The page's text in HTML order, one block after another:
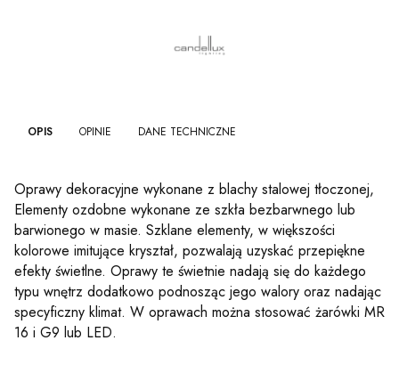
OPIS OPINIE DANE TECHNICZNE
Oprawy dekoracyjne wykonane z blachy stalowej tłoczonej,
Elementy ozdobne wykonane ze szkła bezbarwnego lub
barwionego w masie. Szklane elementy, w większości
kolorowe imitujące kryształ, pozwalają uzyskać przepiękne
efekty świetlne. Oprawy te świetnie nadają się do każdego
typu wnętrz dodatkowo podnosząc jego walory oraz nadając
specyficzny klimat. W oprawach można stosować żarówki MR
16 i G9 lub LED.